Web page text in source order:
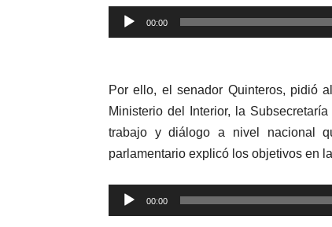
Reproductor
de
00:00
Por ello, el senador Quinteros, pidió
Ministerio del Interior, la
trabajo y diálogo a nivel nacional
parlamentario explicó los objetivos en
Reproductor
de
00:00